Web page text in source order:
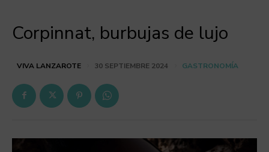
Corpinnat, burbujas de lujo
VIVA LANZAROTE 30 SEPTIEMBRE 2024 GASTRONOMÍA